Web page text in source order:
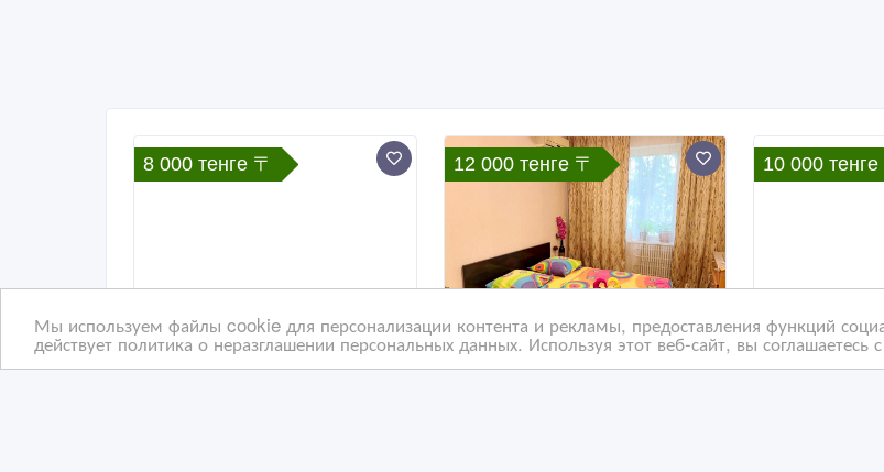
Мы используем файлы cookie для персонализации контента и рекламы, предоставления функций
действует политика о неразглашении персональных данных. Используя этот веб-сайт, вы
8 000 тенге 〒 12 000 тенге 〒 10 000 тенге